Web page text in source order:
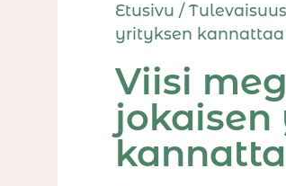
Etusivu /
yrityksen
Viisi